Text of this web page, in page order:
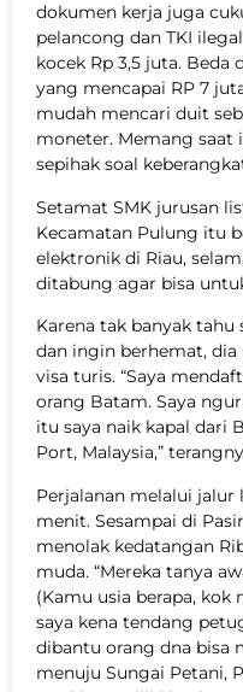
dokumen kerja juga
pelancong dan TKI
kocek Rp 3,5 juta. Beda
yang mencapai RP 7
mudah mencari duit
moneter. Memang saat
sepihak soal
Setamat SMK jurusan
Kecamatan Pulung itu
elektronik di Riau,
ditabung agar bisa
Karena tak banyak
dan ingin berhemat, dia
visa turis. “Saya
orang Batam. Saya
itu saya naik kapal dari
Port, Malaysia,”
Perjalanan melalui
menit. Sesampai di
menolak kedatangan
muda. “Mereka tanya
(Kamu usia berapa, kok
saya kena tendang
dibantu orang dna bisa
menuju Sungai Petani,